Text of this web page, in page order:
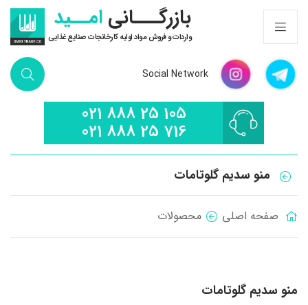
بازرگـــانی امــید
واردات و فروش مواد اولیه کارخانجات صنایع غذایی
Social Network
021 888 25 105
021 888 25 716
منو سدیم گلوتامات
صفحه اصلی محصولات
منو سدیم گلوتامات